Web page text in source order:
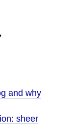
and why
sheer